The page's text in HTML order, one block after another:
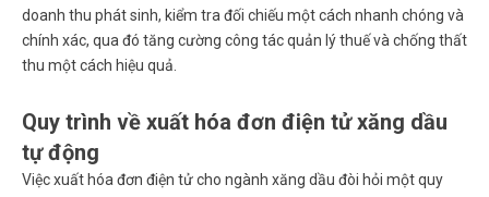
doanh thu phát sinh, kiểm tra đối chiếu một cách nhanh chóng và
chính xác, qua đó tăng cường công tác quản lý thuế và chống thất
thu một cách hiệu quả.
Quy trình về xuất hóa đơn điện tử xăng dầu
tự động
Việc xuất hóa đơn điện tử cho ngành xăng dầu đòi hỏi một quy